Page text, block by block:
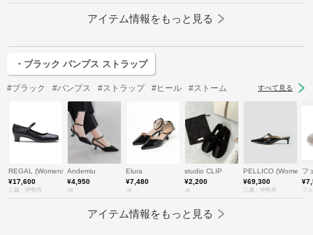
アイテム情報をもっと見る
・ブラック パンプス ストラップ
#ブラック #パンプス #ストラップ #ヒール #ストーム すべて見る
REGAL (Women/Men)/リーガル
¥17,600
三越・伊勢丹
Andemiu
¥4,950
.st
Elura
¥7,480
.st
studio CLIP
¥2,200
.st
PELLICO (Women)/
¥69,300
三越・伊勢丹
フ
フ
アイテム情報をもっと見る